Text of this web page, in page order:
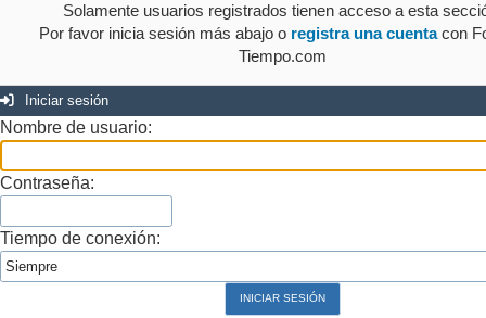
Solamente usuarios registrados tienen acceso a esta
Por favor inicia sesión más abajo o registra una cuentacon
Tiempo.com
Iniciar sesión
Nombre de usuario:
Contraseña:
Tiempo de conexión: